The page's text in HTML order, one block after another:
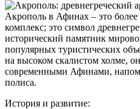
Акрополь в Афинах – это
комплекс; это символ
исторический памятник
популярных туристических
на высоком скалистом холме,
современными Афинами,
полиса.
История и развитие: